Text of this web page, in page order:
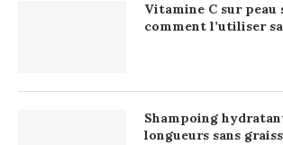
Vitamine C sur peau
comment l’utiliser
Shampoing
longueurs sans